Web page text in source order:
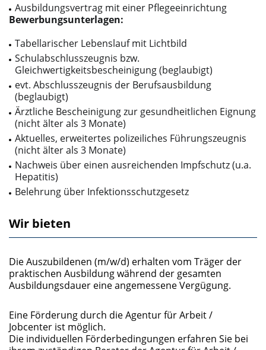
Ausbildungsvertrag mit einer Pflegeeinrichtung
Bewerbungsunterlagen:
Tabellarischer Lebenslauf mit Lichtbild
Schulabschlusszeugnis bzw.
Gleichwertigkeitsbescheinigung (beglaubigt)
evt. Abschlusszeugnis der Berufsausbildung
(beglaubigt)
Ärztliche Bescheinigung zur gesundheitlichen Eignung
(nicht älter als 3 Monate)
Aktuelles, erweitertes polizeiliches Führungszeugnis
(nicht älter als 3 Monate)
Nachweis über einen ausreichenden Impfschutz (u.a.
Hepatitis)
Belehrung über Infektionsschutzgesetz
Wir bieten
Die Auszubildenen (m/w/d) erhalten vom Träger der
praktischen Ausbildung während der gesamten
Ausbildungsdauer eine angemessene Vergügung.
Eine Förderung durch die Agentur für Arbeit /
Jobcenter ist möglich.
Die individuellen Förderbedingungen erfahren Sie bei